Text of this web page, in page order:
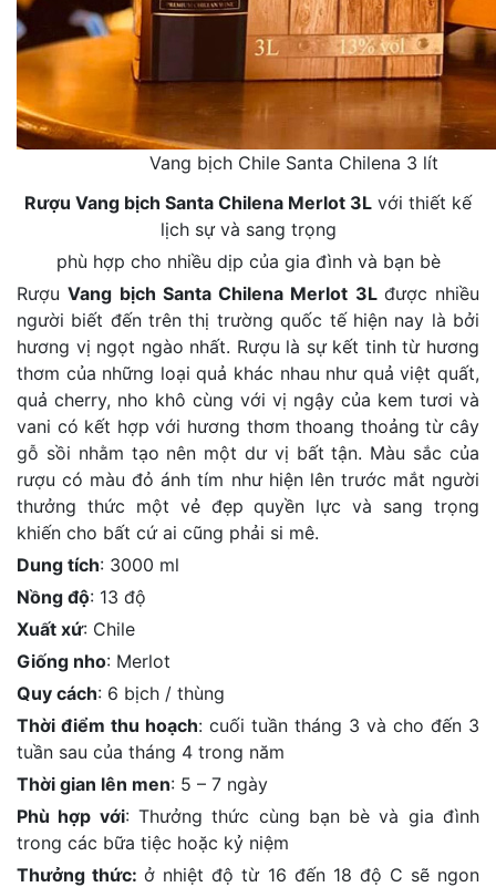
Vang bịch Chile Santa Chilena 3 lít
Rượu Vang bịch Santa Chilena Merlot 3L với thiết kế
lịch sự và sang trọng
phù hợp cho nhiều dịp của gia đình và bạn bè
RượuVang bịch Santa Chilena Merlot 3L được nhiều
người biết đến trên thị trường quốc tế hiện nay là bởi
hương vị ngọt ngào nhất. Rượu là sự kết tinh từ hương
thơm của những loại quả khác nhau như quả việt quất,
quả cherry, nho khô cùng với vị ngậy của kem tươi và
vani có kết hợp với hương thơm thoang thoảng từ cây
gỗ sồi nhằm tạo nên một dư vị bất tận. Màu sắc của
rượu có màu đỏ ánh tím như hiện lên trước mắt người
thưởng thức một vẻ đẹp quyền lực và sang trọng
khiến cho bất cứ ai cũng phải si mê.
Dung tích: 3000 ml
Nồng độ: 13 độ
Xuất xứ: Chile
Giống nho: Merlot
Quy cách: 6 bịch / thùng
Thời điểm thu hoạch: cuối tuần tháng 3 và cho đến 3
tuần sau của tháng 4 trong năm
Thời gian lên men: 5 – 7 ngày
Phù hợp với: Thưởng thức cùng bạn bè và gia đình
trong các bữa tiệc hoặc kỷ niệm
Thưởng thức:ở nhiệt độ từ 16 đến 18 độ C sẽ ngon